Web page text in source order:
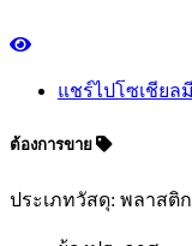
แชร์ไปโซเชียล
ต้องการขาย
ประเภทวัสดุ: พลาสติก